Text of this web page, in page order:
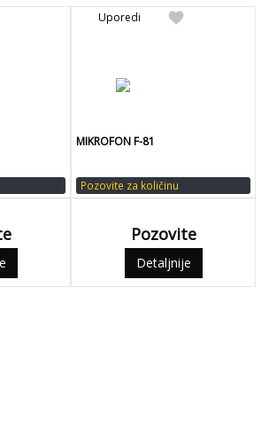
favorite
Uporedi
MIKROFON F-81
Pozovite za količinu
Pozovite
Detaljnije